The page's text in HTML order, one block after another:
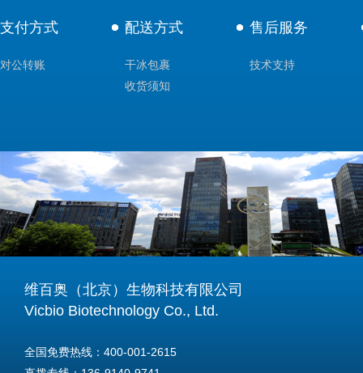
支付方式
对公转账
配送方式
干冰包裹
收货须知
售后服务
技术支持
维百奥（北京）生物科技有限公司
Vicbio Biotechnology Co., Ltd.
全国免费热线：400-001-2615